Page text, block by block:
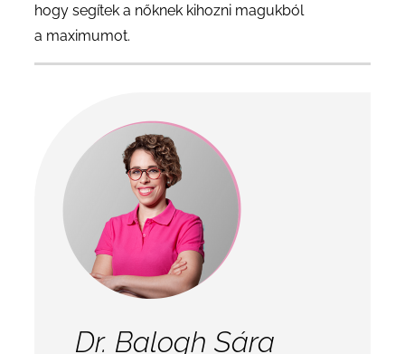
hogy segítek a nőknek kihozni magukból
a maximumot.
Dr. Balogh Sára